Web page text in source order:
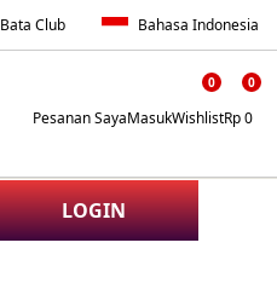
Bata Club Bahasa Indonesia
Pesanan SayaMasuk
0
Wishlist
0
Rp 0
LOGIN
KE